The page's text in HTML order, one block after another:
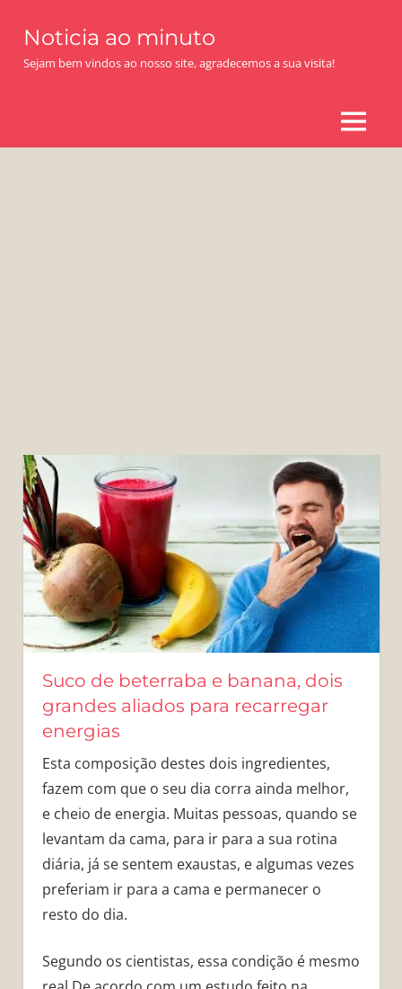
content
Noticia ao minuto
Sejam bem vindos ao nosso site, agradecemos a sua visita!
MENU
Suco de beterraba e banana, dois
grandes aliados para recarregar
energias
Esta composição destes dois ingredientes,
fazem com que o seu dia corra ainda melhor,
e cheio de energia. Muitas pessoas, quando se
levantam da cama, para ir para a sua rotina
diária, já se sentem exaustas, e algumas vezes
preferiam ir para a cama e permanecer o
resto do dia.
Segundo os cientistas, essa condição é mesmo